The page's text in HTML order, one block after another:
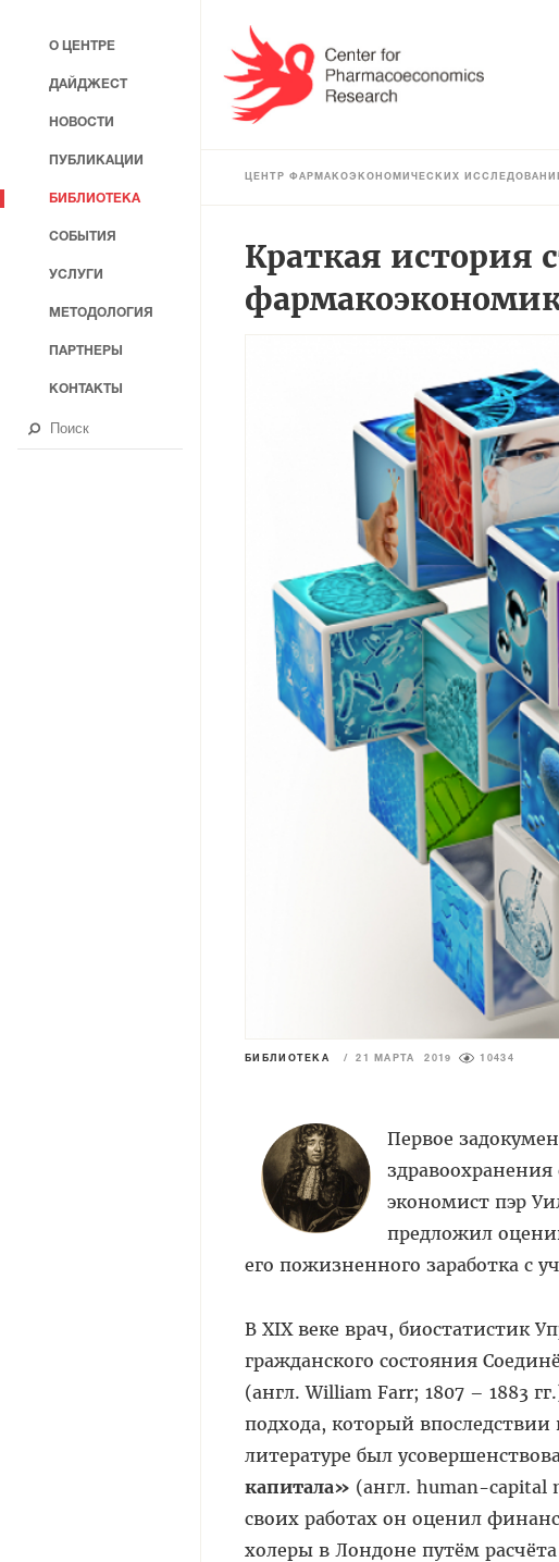
ЦЕНТР ФАРМАКОЭКОНОМИЧЕСКИХ
Краткая история
БИБЛИОТЕКА / 21 МАРТА 2019 10434
Первое
здравоохранения
экономист пэр
предложил
его пожизненного заработка с
В XIX веке врач, биостатистик
гражданского состояния
(англ. William Farr; 1807 – 1883
подхода, который
литературе был
капитала» (англ. human-capital
своих работах он оценил
холеры в Лондоне путём
О ЦЕНТРЕ
ДАЙДЖЕСТ
НОВОСТИ
ПУБЛИКАЦИИ
БИБЛИОТЕКА
СОБЫТИЯ
УСЛУГИ
МЕТОДОЛОГИЯ
ПАРТНЕРЫ
КОНТАКТЫ